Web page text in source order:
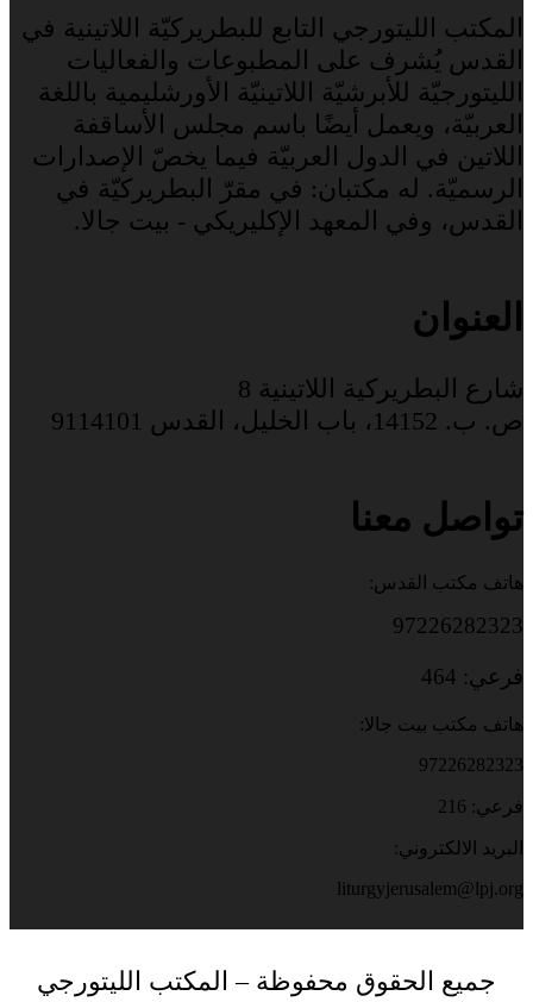
المكتب الليتورجي التابع للبطريركيّة اللاتينية في
القدس يُشرف على المطبوعات والفعاليات
الليتورجيّة للأبرشيّة اللاتينيّة الأورشليمية باللغة
العربيّة، ويعمل أيضًا باسم مجلس الأساقفة
اللاتين في الدول العربيّة فيما يخصّ الإصدارات
الرسميّة. له مكتبان: في مقرّ البطريركيّة في
القدس، وفي المعهد الإكليريكي - بيت جالا.
العنوان
شارع البطريركية اللاتينية 8
ص. ب. 14152، باب الخليل، القدس 9114101
تواصل معنا
هاتف مكتب القدس:
97226282323
فرعي: 464
هاتف مكتب بيت جالا:
97226282323
فرعي: 216
البريد الالكتروني:
liturgyjerusalem@lpj.org
جميع الحقوق محفوظة – المكتب الليتورجي